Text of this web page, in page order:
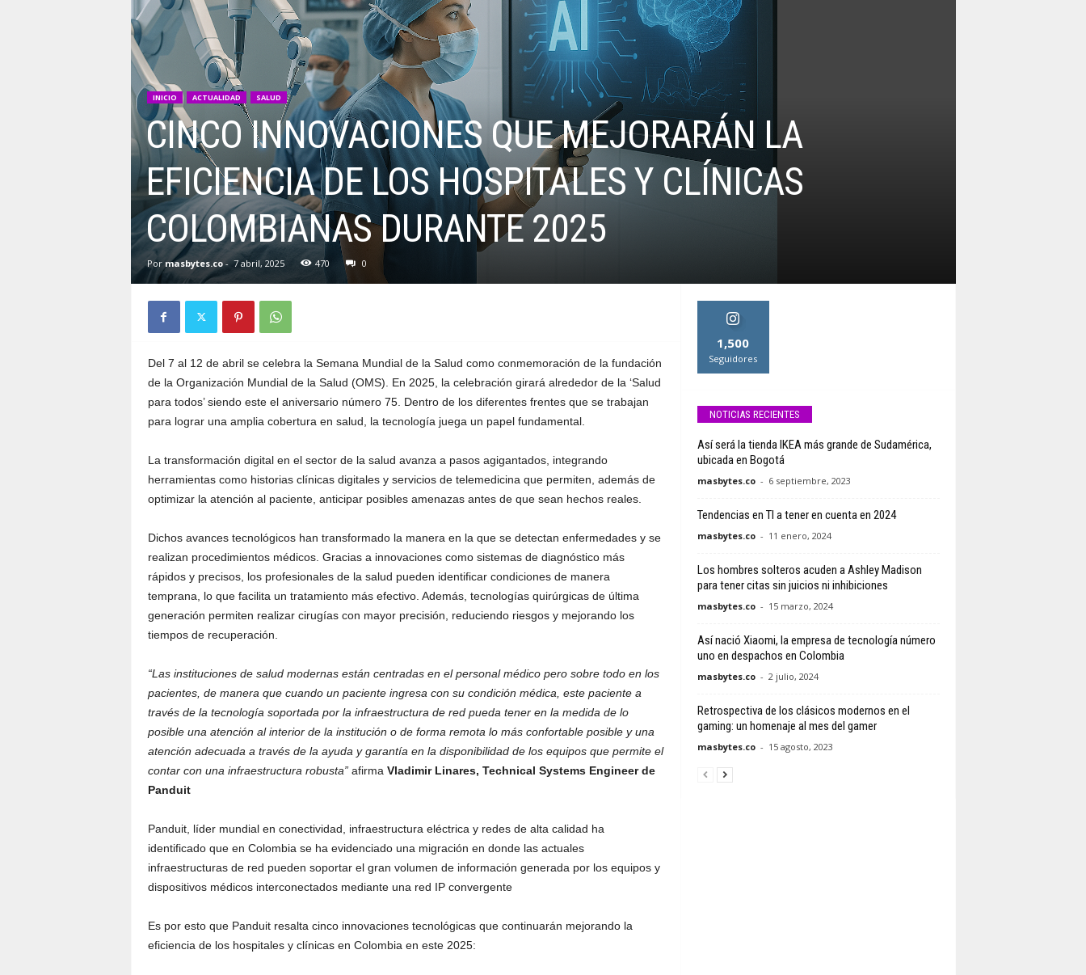
INICIO ACTUALIDAD SALUD
CINCO INNOVACIONES QUE MEJORARÁN LA
EFICIENCIA DE LOS HOSPITALES Y CLÍNICAS
COLOMBIANAS DURANTE 2025
Por masbytes.co- 7 abril, 2025 470 0
Del 7 al 12 de abril se celebra la Semana Mundial de la Salud como conmemoración de la fundación
de la Organización Mundial de la Salud (OMS). En 2025, la celebración girará alrededor de la ‘Salud
para todos’ siendo este el aniversario número 75. Dentro de los diferentes frentes que se trabajan
para lograr una amplia cobertura en salud, la tecnología juega un papel fundamental.
La transformación digital en el sector de la salud avanza a pasos agigantados, integrando
herramientas como historias clínicas digitales y servicios de telemedicina que permiten, además de
optimizar la atención al paciente, anticipar posibles amenazas antes de que sean hechos reales.
Dichos avances tecnológicos han transformado la manera en la que se detectan enfermedades y se
realizan procedimientos médicos. Gracias a innovaciones como sistemas de diagnóstico más
rápidos y precisos, los profesionales de la salud pueden identificar condiciones de manera
temprana, lo que facilita un tratamiento más efectivo. Además, tecnologías quirúrgicas de última
generación permiten realizar cirugías con mayor precisión, reduciendo riesgos y mejorando los
tiempos de recuperación.
“Las instituciones de salud modernas están centradas en el personal médico pero sobre todo en los
pacientes, de manera que cuando un paciente ingresa con su condición médica, este paciente a
través de la tecnología soportada por la infraestructura de red pueda tener en la medida de lo
posible una atención al interior de la institución o de forma remota lo más confortable posible y una
atención adecuada a través de la ayuda y garantía en la disponibilidad de los equipos que permite el
contar con una infraestructura robusta”afirma Vladimir Linares, Technical Systems Engineer de
Panduit
Panduit, líder mundial en conectividad, infraestructura eléctrica y redes de alta calidad ha
identificado que en Colombia se ha evidenciado una migración en donde las actuales
infraestructuras de red pueden soportar el gran volumen de información generada por los equipos y
dispositivos médicos interconectados mediante una red IP convergente
Es por esto que Panduit resalta cinco innovaciones tecnológicas que continuarán mejorando la
eficiencia de los hospitales y clínicas en Colombia en este 2025:
1,500
Seguidores
NOTICIAS RECIENTES
Así será la tienda IKEA más grande de Sudamérica,
ubicada en Bogotá
masbytes.co - 6 septiembre, 2023
Tendencias en TI a tener en cuenta en 2024
masbytes.co - 11 enero, 2024
Los hombres solteros acuden a Ashley Madison
para tener citas sin juicios ni inhibiciones
masbytes.co - 15 marzo, 2024
Así nació Xiaomi, la empresa de tecnología número
uno en despachos en Colombia
masbytes.co - 2 julio, 2024
Retrospectiva de los clásicos modernos en el
gaming: un homenaje al mes del gamer
masbytes.co - 15 agosto, 2023